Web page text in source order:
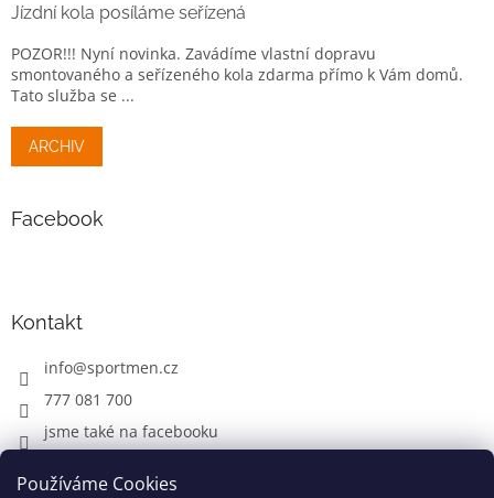
Používáme Cookies
Jízdní kola posíláme seřízená
POZOR!!! Nyní novinka. Zavádíme vlastní dopravu
smontovaného a seřízeného kola zdarma přímo k Vám domů.
Tato služba se ...
ARCHIV
Facebook
Kontakt
info@sportmen.cz
777 081 700
jsme také na facebooku